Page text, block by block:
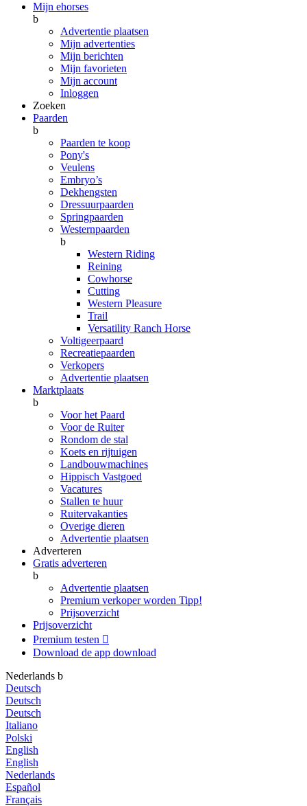
Mijn ehorses
b
Advertentie plaatsen
Mijn advertenties
Mijn berichten
Mijn favorieten
Mijn account
Inloggen
Zoeken
Paarden
b
Paarden te koop
Pony's
Veulens
Embryo’s
Dekhengsten
Dressuurpaarden
Springpaarden
Westernpaarden
b
Western Riding
Reining
Cowhorse
Cutting
Western Pleasure
Trail
Versatility Ranch Horse
Voltigeerpaard
Recreatiepaarden
Verkopers
Advertentie plaatsen
Marktplaats
b
Voor het Paard
Voor de Ruiter
Rondom de stal
Koets en rijtuigen
Landbouwmachines
Hippisch Vastgoed
Vacatures
Stallen te huur
Ruitervakanties
Overige dieren
Advertentie plaatsen
Adverteren
Gratis adverteren
b
Advertentie plaatsen
Premium verkoper worden Tipp!
Prijsoverzicht
Prijsoverzicht
Premium testen 
Download de app download
Nederlands b
Deutsch
Deutsch
Deutsch
Italiano
Polski
English
English
Nederlands
Español
Français